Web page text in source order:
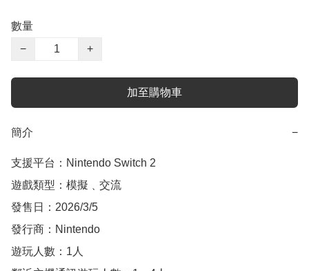
數量
−
+
加至購物車
簡介 −
支援平台：Nintendo Switch 2
遊戲類型：模擬﹑交流
發售日：2026/3/5
發行商：Nintendo
遊玩人數：1人